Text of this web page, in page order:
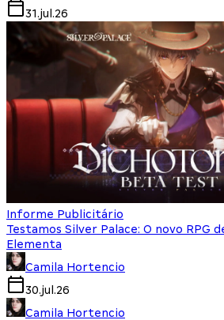
31.jul.26
Informe Publicitário
Testamos Silver Palace: O novo RPG
Elementa
Camila Hortencio
30.jul.26
Camila Hortencio